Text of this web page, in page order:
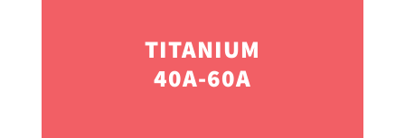
TITANIUM
40A-60A